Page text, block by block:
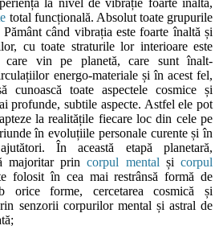
total funcțională. Absolut toate grupurile
când vibrația este foarte înaltă și
cu toate straturile lor interioare este
care vin pe planetă, care sunt înalt-
energo-materiale și în acest fel,
cunoască toate aspectele cosmice și
profunde, subtile aspecte. Astfel ele pot
la realitățile fiecare loc din cele pe
în evoluțiile personale curente și în
În această etapă planetară,
majoritar princorpul mental și corpul
folosit în cea mai restrânsă formă de
orice forme, cercetarea cosmică și
senzorii corpurilor mental și astral de